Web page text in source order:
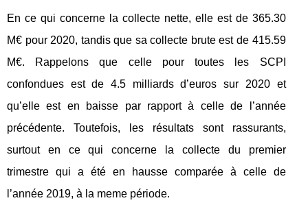
En ce qui concerne la collecte nette, elle est de 365.30
M€ pour 2020, tandis que sa collecte brute est de 415.59
M€. Rappelons que celle pour toutes les SCPI
confondues est de 4.5 milliards d’euros sur 2020 et
qu’elle est en baisse par rapport à celle de l’année
précédente. Toutefois, les résultats sont rassurants,
surtout en ce qui concerne la collecte du premier
trimestre qui a été en hausse comparée à celle de
l’année 2019, à la meme période.